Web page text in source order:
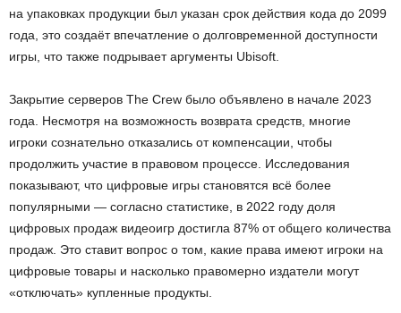
на упаковках продукции был указан срок действия кода до 2099
года, это создаёт впечатление о долговременной доступности
игры, что также подрывает аргументы Ubisoft.
Закрытие серверов The Crew было объявлено в начале 2023
года. Несмотря на возможность возврата средств, многие
игроки сознательно отказались от компенсации, чтобы
продолжить участие в правовом процессе. Исследования
показывают, что цифровые игры становятся всё более
популярными — согласно статистике, в 2022 году доля
цифровых продаж видеоигр достигла 87% от общего количества
продаж. Это ставит вопрос о том, какие права имеют игроки на
цифровые товары и насколько правомерно издатели могут
«отключать» купленные продукты.